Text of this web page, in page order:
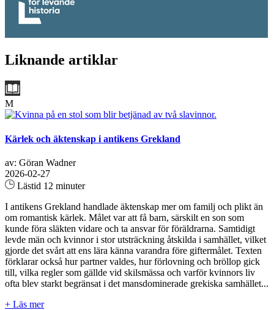
Liknande artiklar
M
Kärlek och äktenskap i antikens Grekland
av: Göran Wadner
2026-02-27
Lästid 12 minuter
I antikens Grekland handlade äktenskap mer om familj och plikt än
om romantisk kärlek. Målet var att få barn, särskilt en son som
kunde föra släkten vidare och ta ansvar för föräldrarna. Samtidigt
levde män och kvinnor i stor utsträckning åtskilda i samhället, vilket
gjorde det svårt att ens lära känna varandra före giftermålet. Texten
förklarar också hur partner valdes, hur förlovning och bröllop gick
till, vilka regler som gällde vid skilsmässa och varför kvinnors liv
ofta blev starkt begränsat i det mansdominerade grekiska samhället...
+ Läs mer